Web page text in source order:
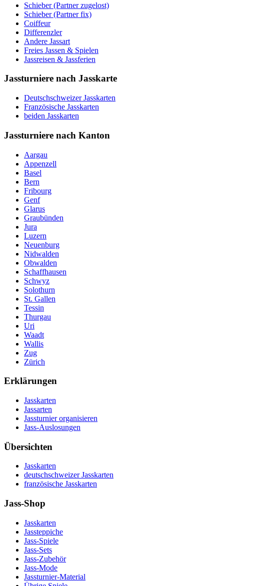
Schieber (Partner zugelost)
Schieber (Partner fix)
Coiffeur
Differenzler
Andere Jassart
Freies Jassen & Spielen
Jassreisen & Jassferien
Jassturniere nach Jasskarte
Deutschschweizer Jasskarten
Französische Jasskarten
beiden Jasskarten
Jassturniere nach Kanton
Aargau
Appenzell
Basel
Bern
Fribourg
Genf
Glarus
Graubünden
Jura
Luzern
Neuenburg
Nidwalden
Obwalden
Schaffhausen
Schwyz
Solothurn
St. Gallen
Tessin
Thurgau
Uri
Waadt
Wallis
Zug
Zürich
Erklärungen
Jasskarten
Jassarten
Jassturnier organisieren
Jass-Auslosungen
Übersichten
Jasskarten
deutschschweizer Jasskarten
französische Jasskarten
Jass-Shop
Jasskarten
Jassteppiche
Jass-Spiele
Jass-Sets
Jass-Zubehör
Jass-Mode
Jassturnier-Material